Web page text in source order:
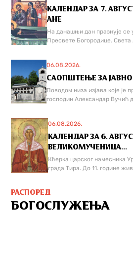
КАЛЕНДАР ЗА 7.
АНЕ
На данашњи дан празнује се
Пресвете Богородице. Света
06.08.2026.
САОПШТЕЊЕ ЗА
Поводом низа изјава које је
господин Александар Вучић
06.08.2026.
КАЛЕНДАР ЗА 6.
ВЕЛИКОМУЧЕНИЦА...
Кћерка царског намесника
града Тира. До 11. године
РАСПОРЕД
БОГОСЛУЖЕЊА